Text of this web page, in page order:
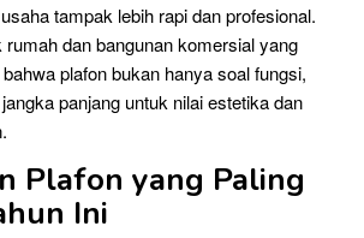
tampak lebih rapi dan profesional.
dan bangunan komersial yang
plafon bukan hanya soal fungsi,
panjang untuk nilai estetika dan
Plafon yang Paling
Ini